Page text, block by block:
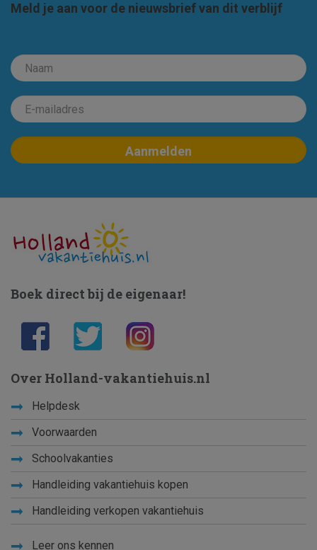
Meld je aan voor de nieuwsbrief van dit verblijf
Boek direct bij de eigenaar!
Over Holland-vakantiehuis.nl
Helpdesk
Voorwaarden
Schoolvakanties
Handleiding vakantiehuis kopen
Handleiding verkopen vakantiehuis
Leer ons kennen